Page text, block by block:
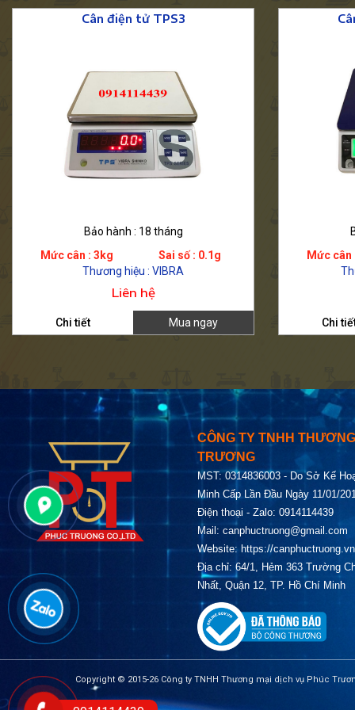
Cân điện tử TPS3
Bảo hành : 18 tháng
Mức cân : 3kg
Sai số : 0.1g
Thương hiệu : VIBRA
Liên hệ
Chi tiết Mua ngay
Mức cân
Chi
CÔNG TY TNHH
TRƯƠNG
MST: 0314836003 - Do Sở Kế
Minh Cấp Lần Đầu Ngày 11/01/
Điện thoại - Zalo: 0914114439
Mail: canphuctruong@gmail.com
Website: https://canphuctruong.vn
Địa chỉ: 64/1, Hẻm 363 Trường
Nhất, Quận 12, TP. Hồ Chí Minh
Copyright © 2015-26 Công ty TNHH Thương mại dịch vụ Phúc